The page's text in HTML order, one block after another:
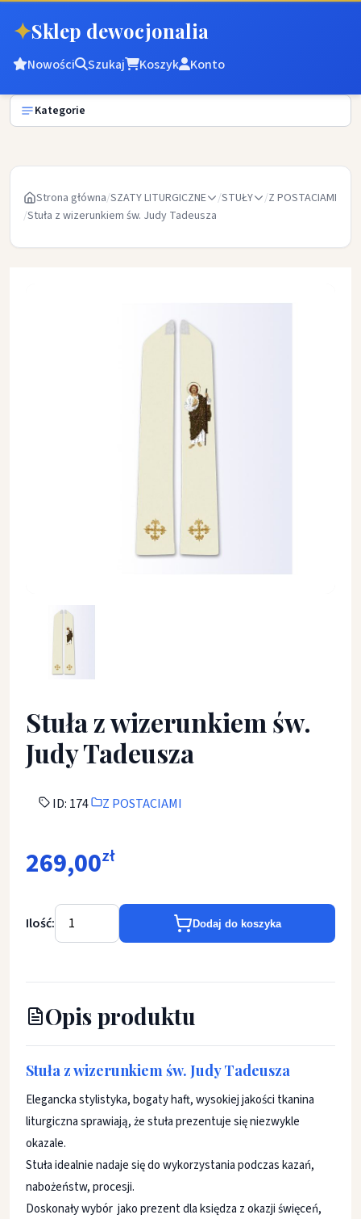
✦Sklep dewocjonalia
Nowości Szukaj Koszyk Konto
Kategorie
Strona główna/SZATY LITURGICZNE /STUŁY /Z POSTACIAMI
/Stuła z wizerunkiem św. Judy Tadeusza
Stuła z wizerunkiem św. Judy Tadeusza - Z POSTACIAMI -
Stuła z wizerunkiem św.
Judy Tadeusza
ID: 174 Z POSTACIAMI
269,00zł
Ilość: Dodaj do koszyka
Opis produktu
Stuła z wizerunkiem św. Judy Tadeusza
Elegancka stylistyka, bogaty haft, wysokiej jakości tkanina
liturgiczna sprawiają, że stuła prezentuje się niezwykle
okazale.
Stuła idealnie nadaje się do wykorzystania podczas kazań,
nabożeństw, procesji.
Doskonały wybór jako prezent dla księdza z okazji święceń,